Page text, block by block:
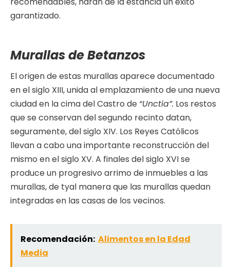
garantizado.
Murallas de Betanzos
El origen de estas murallas aparece documentado
en el siglo XIII, unida al emplazamiento de una nueva
ciudad en la cima del Castro de “Unctia”. Los restos
que se conservan del segundo recinto datan,
seguramente, del siglo XIV. Los Reyes Católicos
llevan a cabo una importante reconstrucción del
mismo en el siglo XV. A finales del siglo XVI se
produce un progresivo arrimo de inmuebles a las
murallas, de tyal manera que las murallas quedan
integradas en las casas de los vecinos.
Recomendación: Alimentos en la Edad
Media